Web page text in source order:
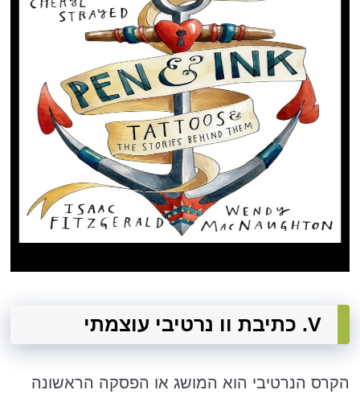
V. כתיבת וו נרטיבי עוצמתי
הקרס הנרטיבי הוא המושג או הפסקה הראשונה